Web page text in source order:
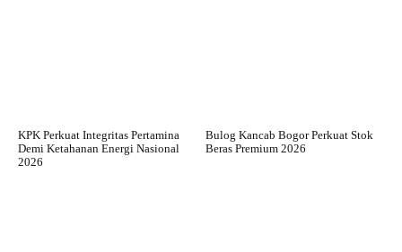
KPK Perkuat Integritas Pertamina
Demi Ketahanan Energi Nasional
2026
Bulog Kancab Bogor Perkuat Stok
Beras Premium 2026